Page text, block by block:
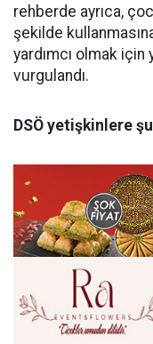
rehberde ayrıca,
şekilde
yardımcı olmak için
vurgulandı.
DSÖ yetişkinlere